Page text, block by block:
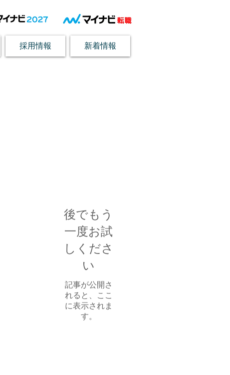
採用情報 新着情報
後でもう
一度お試
しくださ
い
記事が公開さ
れると、ここ
に表示されま
す。